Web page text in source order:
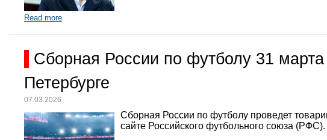
Read more
Сборная России по футболу 31
Петербурге
07.03.2026
Сборная России по футболу проведет
сайте Российского футбольного союза (РФС).